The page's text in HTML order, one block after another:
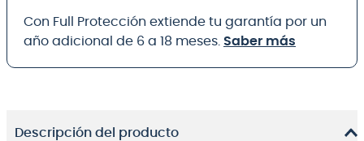
Con Full Protección extiende tu garantía por un
año adicional de 6 a 18 meses. Saber más
Descripción del producto